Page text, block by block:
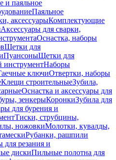
и паяльное
Паяльное
аксессуарыКомплектующие
Аксессуары для сварки,
Оснастка, наборы
Щетки для
ПуансоныЩетки для
инструментНаборы
ключиОтвертки, наборы
Клещи строительныеЗубила,
Оснастка и аксессуары для
зенкерыКоронкиЗубила для
для бурения и
Тиски, струбцины,
ножовкиМолотки, кувалды,
Рубанки, рашпили
для резания и
дискиПильные полотна для